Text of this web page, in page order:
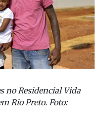
no Residencial Vida
Rio Preto. Foto:
entregou nesta